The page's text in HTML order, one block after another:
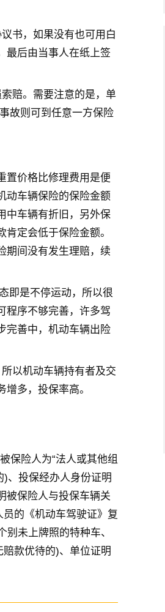
书，如果没有也可用白
最后由当事人在纸上签
赔。需要注意的是，单
故则可到任意一方保险
置价格比修理费用是便
动车辆保险的保险金额
中车辆有折旧，另外保
定会低于保险金额。
期间没有发生理赔，续
即是不停运动，所以很
程序不够完善，许多驾
完善中，机动车辆出险
以机动车辆持有者及交
多，投保率高。
保险人为“法人或其他组
)、投保经办人身份证明
被保险人与投保车辆关
的《机动车驾驶证》复
未上牌照的特种车、
款优待的)、单位证明